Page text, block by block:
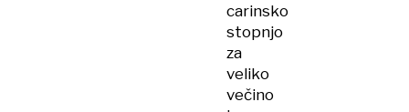
carinsko
stopnjo
za
veliko
večino